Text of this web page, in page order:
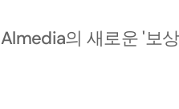
Almedia의 새로운 '보